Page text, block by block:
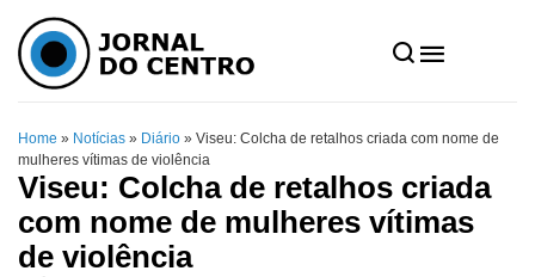
Home » Notícias » Diário » Viseu: Colcha de retalhos criada com nome de
mulheres vítimas de violência
Viseu: Colcha de retalhos criada
com nome de mulheres vítimas
de violência